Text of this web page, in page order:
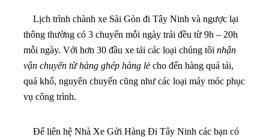
Lịch trình chành xe Sài Gòn đi Tây Ninh và ngược lại
thông thường có 3 chuyến mỗi ngày trải đều từ 9h – 20h
mỗi ngày. Với hơn 30 đầu xe tải các loại chúng tôi nhận
vận chuyển từ hàng ghép hàng lẻ cho đến hàng quá tải,
quá khổ, nguyên chuyến cũng như các loại máy móc phục
vụ công trình.
Để liên hệ Nhà Xe Gửi Hàng Đi Tây Ninh các bạn có